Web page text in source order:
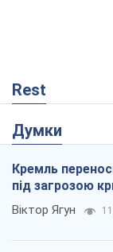
Rest
Думки
Кремль
під загрозою
Віктор Ягун